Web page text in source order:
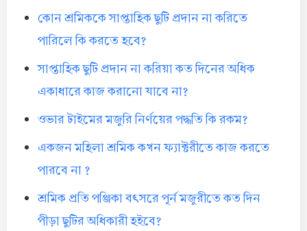
কোন শ্রমিককে সাপ্তাহিক ছুটি প্রদান না করিতে
পারিলে কি করতে হবে?
সাপ্তাহিক ছুটি প্রদান না করিয়া কত দিনের অধিক
একাধারে কাজ করানো যাবে না?
ওভার টাইমের মজুরি নির্ণয়ের পদ্ধতি কি রকম?
একজন মহিলা শ্রমিক কখন ফ্যাক্টরীতে কাজ করতে
পারবে না ?
শ্রমিক প্রতি পঞ্জিকা বৎসরে পূর্ন মজুরীতে কত দিন
পীড়া ছুটির অধিকারী হইবে?